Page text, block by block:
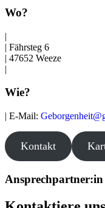
Wo?
|
| Fährsteg 6
| 47652 Weeze
|
Wie?
| E-Mail:
Kontakt
Ansprechpartner:in